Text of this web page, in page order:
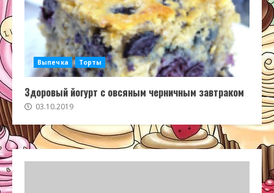
Выпечка Торты
Здоровый йогурт с овсяным черничным завтраком
03.10.2019